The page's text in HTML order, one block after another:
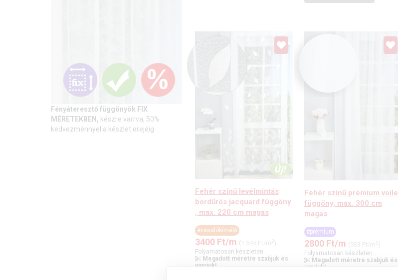
Fehér színű levélmintás
bordűrös jacquard függöny
, max. 220 cm magas
#vasalókímélő
3400 Ft/m (1.545 Ft/m )
Folyamatosan készleten.
Megadott méretre szabjuk és
varrjuk!
Fehér szinű prémium voile
függöny, max. 300 cm
magas
#prémium
2800 Ft/m (933 Ft/m )
Folyamatosan készleten.
Megadott méretre szabjuk és
varrjuk!
Fényáteresztő függönyök FIX
MÉRETEKBEN, készre varrva, 50%
kedvezménnyel a készlet erejéig